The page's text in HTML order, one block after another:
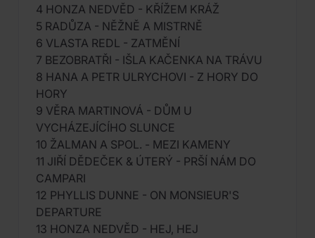
4 HONZA NEDVĚD - KŘÍŽEM KRÁŽ
5 RADŮZA - NĚŽNĚ A MISTRNĚ
6 VLASTA REDL - ZATMĚNÍ
7 BEZOBRATŘI - IŠLA KAČENKA NA TRÁVU
8 HANA A PETR ULRYCHOVI - Z HORY DO
HORY
9 VĚRA MARTINOVÁ - DŮM U
VYCHÁZEJÍCÍHO SLUNCE
10 ŽALMAN A SPOL. - MEZI KAMENY
11 JIŘÍ DĚDEČEK & ÚTERÝ - PRŠÍ NÁM DO
CAMPARI
12 PHYLLIS DUNNE - ON MONSIEUR'S
DEPARTURE
13 HONZA NEDVĚD - HEJ, HEJ